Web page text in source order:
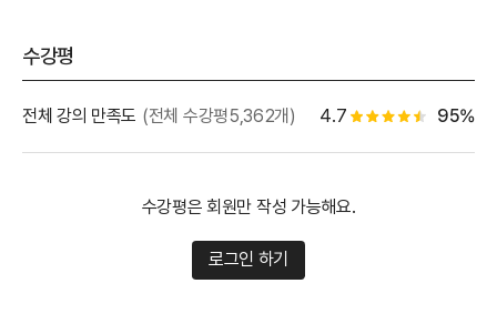
수강평
전체 강의 만족도 (전체 수강평5,362개) 4.7 별점 4.5개 별점 백
95%
수강평은 회원만 작성 가능해요.
로그인 하기